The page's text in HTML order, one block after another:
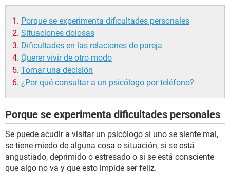
Porque se experimenta dificultades personales
Situaciones dolosas
Dificultades en las relaciones de pareja
Querer vivir de otro modo
Tomar una decisión
¿Por qué consultar a un psicólogo por teléfono?
Porque se experimenta dificultades personales
Se puede acudir a visitar un psicólogo si uno se siente mal,
se tiene miedo de alguna cosa o situación, si se está
angustiado, deprimido o estresado o si se está consciente
que algo no va y que esto impide ser feliz.